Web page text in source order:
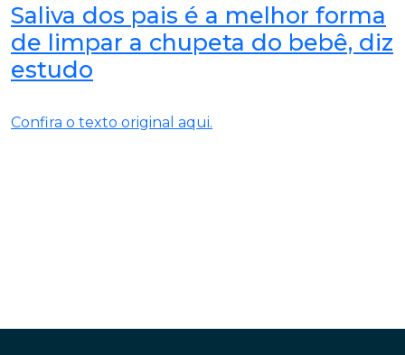
Saliva dos pais é a melhor forma
de limpar a chupeta do bebê, diz
estudo
Confira o texto original aqui.